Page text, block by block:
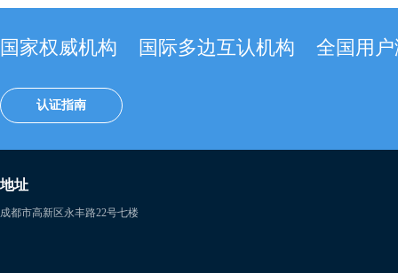
国家权威机构 国际多边互认机构 全国用
认证指南
地址
成都市高新区永丰路22号七楼